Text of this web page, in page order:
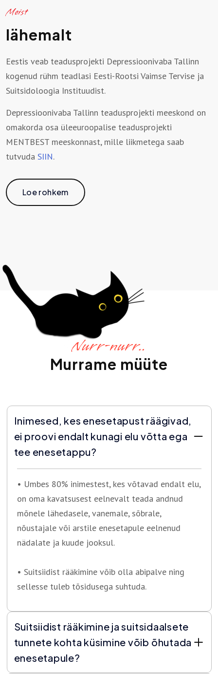
Meist
lähemalt
Eestis veab teadusprojekti Depressioonivaba Tallinn
kogenud rühm teadlasi Eesti-Rootsi Vaimse Tervise ja
Suitsidoloogia Instituudist.
Depressioonivaba Tallinn teadusprojekti meeskond on
omakorda osa üleeuroopalise teadusprojekti
MENTBEST meeskonnast, mille liikmetega saab
tutvuda SIIN.
Loe rohkem
Nurr-nurr..
Murrame müüte
Inimesed, kes enesetapust räägivad,
ei proovi endalt kunagi elu võtta ega
tee enesetappu?
• Umbes 80% inimestest, kes võtavad endalt elu,
on oma kavatsusest eelnevalt teada andnud
mõnele lähedasele, vanemale, sõbrale,
nõustajale või arstile enesetapule eelnenud
nädalate ja kuude jooksul.
• Suitsiidist rääkimine võib olla abipalve ning
sellesse tuleb tõsidusega suhtuda.
Suitsiidist rääkimine ja suitsidaalsete
tunnete kohta küsimine võib õhutada
enesetapule?